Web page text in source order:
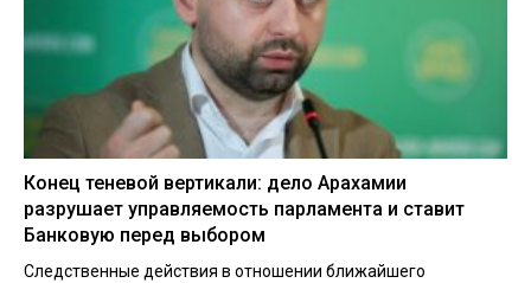
Конец теневой вертикали: дело Арахамии
разрушает управляемость парламента и ставит
Банковую перед выбором
Следственные действия в отношении ближайшего